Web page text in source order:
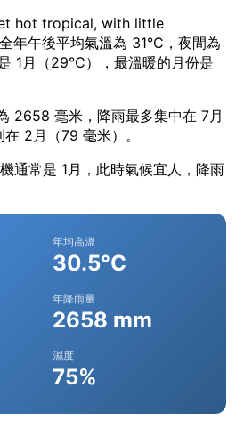
hot tropical, with little
年午後平均氣溫為 31°C，夜間為
1月（29°C），最溫暖的月份是
2658 毫米，降雨最多集中在 7月
在 2月（79 毫米）。
通常是 1月，此時氣候宜人，降雨
年均高溫
30.5°C
年降雨量
2658 mm
濕度
75%